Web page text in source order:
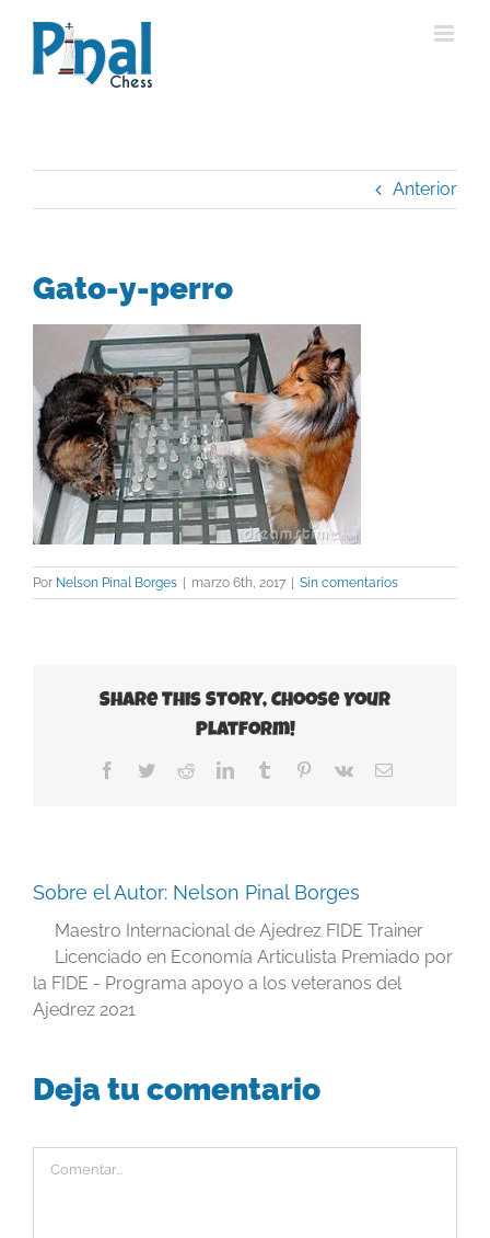
contenido
Anterior
Gato-y-perro
Por Nelson Pinal Borges | marzo 6th, 2017 | Sin comentarios
Share This Story, Choose Your
Platform!
Facebook
TwitterRedditLinkedInTumblr Pinterest
Vk
Correo
Sobre el Autor: Nelson Pinal Borges
Maestro Internacional de Ajedrez FIDE Trainer
Licenciado en Economía Articulista Premiado por
la FIDE - Programa apoyo a los veteranos del
Ajedrez 2021
Deja tu comentario